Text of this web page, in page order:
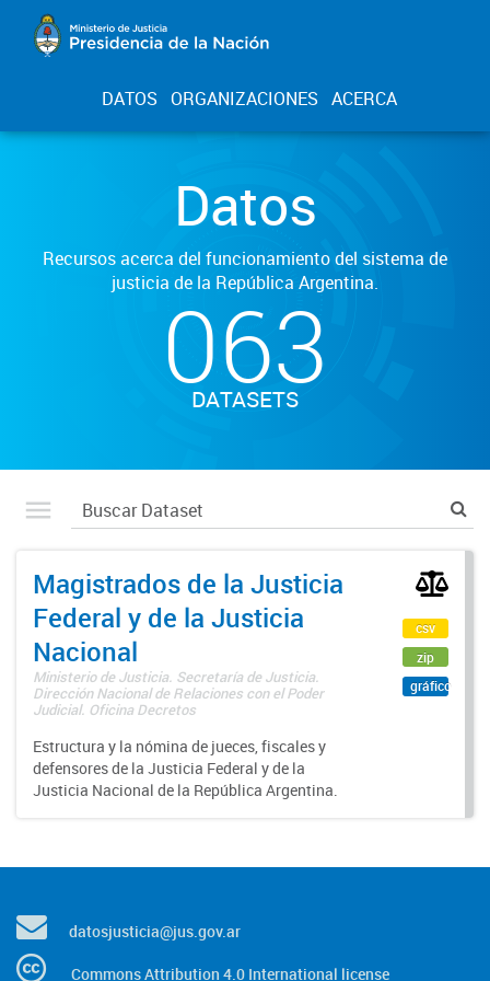
DATOS ORGANIZACIONES ACERCA
Datos
Recursos acerca del funcionamiento del sistema de
justicia de la República Argentina.
063
DATASETS
Magistrados de la Justicia
Federal y de la Justicia
Nacional
Ministerio de Justicia. Secretaría de Justicia.
Dirección Nacional de Relaciones con el Poder
Judicial. Oficina Decretos
Estructura y la nómina de jueces, fiscales y
defensores de la Justicia Federal y de la
Justicia Nacional de la República Argentina.
csv
zip
gráfico
datosjusticia@jus.gov.ar
Commons Attribution 4.0 International license